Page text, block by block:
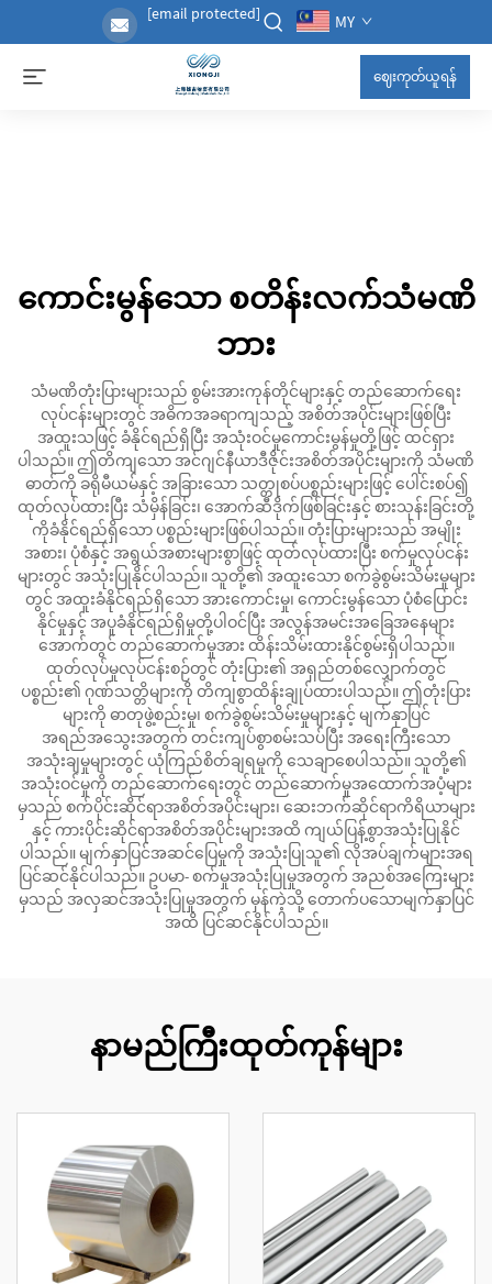
[email protected] MY
ဈေးကုတ်ယူရန်
ကောင်းမွန်သော စတိန်းလက်သံမဏိ
ဘား
သံမဏိတုံးပြားများသည် စွမ်းအားကုန်တိုင်များနှင့် တည်ဆောက်ရေး
လုပ်ငန်းများတွင် အဓိကအခရာကျသည့် အစိတ်အပိုင်းများဖြစ်ပြီး
အထူးသဖြင့် ခံနိုင်ရည်ရှိပြီး အသုံးဝင်မှုကောင်းမွန်မှုတို့ဖြင့် ထင်ရှား
ပါသည်။ ဤတိကျသော အင်ဂျင်နီယာဒီဇိုင်းအစိတ်အပိုင်းများကို သံမဏိ
ဓာတ်ကို ခရိုမီယမ်နှင့် အခြားသော သတ္တုစပ်ပစ္စည်းများဖြင့် ပေါင်းစပ်၍
ထုတ်လုပ်ထားပြီး သံမှိန်ခြင်း၊ အောက်ဆီဒိုက်ဖြစ်ခြင်းနှင့် စားသုန်းခြင်းတို့
ကိုခံနိုင်ရည်ရှိသော ပစ္စည်းများဖြစ်ပါသည်။ တုံးပြားများသည် အမျိုး
အစား၊ ပုံစံနှင့် အရွယ်အစားများစွာဖြင့် ထုတ်လုပ်ထားပြီး စက်မှုလုပ်ငန်း
များတွင် အသုံးပြုနိုင်ပါသည်။ သူတို့၏ အထူးသော စက်ခွဲစွမ်းသိမ်းမှုများ
တွင် အထူးခံနိုင်ရည်ရှိသော အားကောင်းမှု၊ ကောင်းမွန်သော ပုံစံပြောင်း
နိုင်မှုနှင့် အပူခံနိုင်ရည်ရှိမှုတို့ပါဝင်ပြီး အလွန်အမင်းအခြေအနေများ
အောက်တွင် တည်ဆောက်မှုအား ထိန်းသိမ်းထားနိုင်စွမ်းရှိပါသည်။
ထုတ်လုပ်မှုလုပ်ငန်းစဉ်တွင် တုံးပြား၏ အရှည်တစ်လျှောက်တွင်
ပစ္စည်း၏ ဂုဏ်သတ္တိများကို တိကျစွာထိန်းချုပ်ထားပါသည်။ ဤတုံးပြား
များကို ဓာတုဖွဲ့စည်းမှု၊ စက်ခွဲစွမ်းသိမ်းမှုများနှင့် မျက်နှာပြင်
အရည်အသွေးအတွက် တင်းကျပ်စွာစမ်းသပ်ပြီး အရေးကြီးသော
အသုံးချမှုများတွင် ယုံကြည်စိတ်ချရမှုကို သေချာစေပါသည်။ သူတို့၏
အသုံးဝင်မှုကို တည်ဆောက်ရေးတွင် တည်ဆောက်မှုအထောက်အပံ့များ
မှသည် စက်ပိုင်းဆိုင်ရာအစိတ်အပိုင်းများ၊ ဆေးဘက်ဆိုင်ရာကိရိယာများ
နှင့် ကားပိုင်းဆိုင်ရာအစိတ်အပိုင်းများအထိ ကျယ်ပြန့်စွာအသုံးပြုနိုင်
ပါသည်။ မျက်နှာပြင်အဆင်ပြေမှုကို အသုံးပြုသူ၏ လိုအပ်ချက်များအရ
ပြင်ဆင်နိုင်ပါသည်။ ဥပမာ- စက်မှုအသုံးပြုမှုအတွက် အညစ်အကြေးများ
မှသည် အလှဆင်အသုံးပြုမှုအတွက် မှန်ကဲ့သို့ တောက်ပသောမျက်နှာပြင်
အထိ ပြင်ဆင်နိုင်ပါသည်။
နာမည်ကြီးထုတ်ကုန်များ